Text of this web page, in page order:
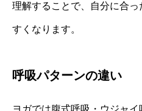
理解することで、自分に合
すくなります。
呼吸パターンの違い